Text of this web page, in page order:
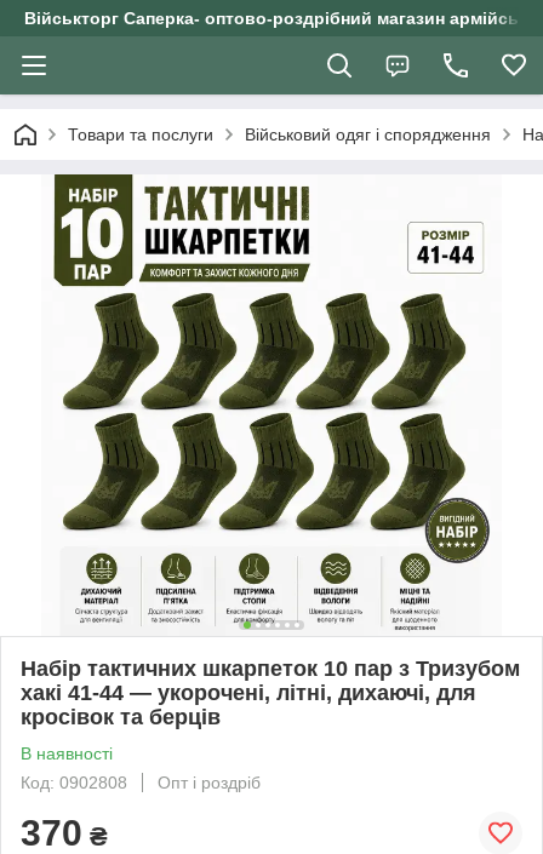
Військторг Саперка- оптово-роздрібний магазин
Товари та послуги Військовий одяг і спорядження
Набір тактичних шкарпеток 10 пар з Тризубом
хакі 41-44 — укорочені, літні, дихаючі, для
кросівок та берців
В наявності
Код: 0902808
Опт і роздріб
370 ₴